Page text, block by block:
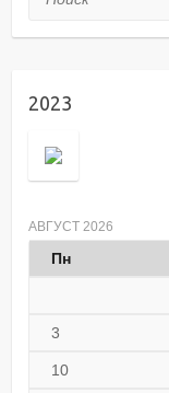
2023
АВГУСТ 2026
Пн
3
10